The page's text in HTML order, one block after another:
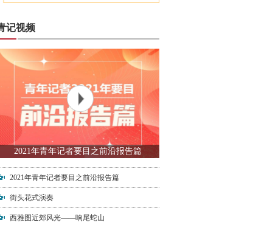
记视频
2021年青年记者要目之前沿报告篇
2021年青年记者要目之前沿报告篇
街头花式演奏
西雅图近郊风光——响尾蛇山